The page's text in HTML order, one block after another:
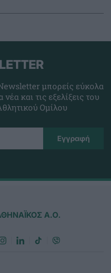
μπορείς εύκολα
και τις εξελίξεις του
Ομίλου
Α.Ο.